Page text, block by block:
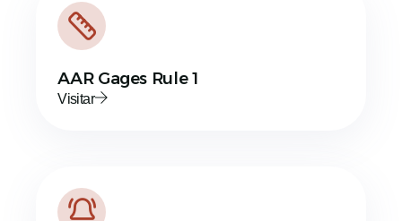
AAR Gages Rule 1
Visitar